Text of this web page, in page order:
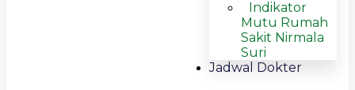
Indikator
Mutu Rumah
Sakit Nirmala
Suri
Jadwal Dokter